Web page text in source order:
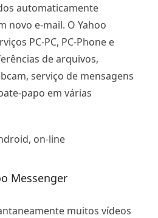
automaticamente
novo e-mail. O Yahoo
PC-PC, PC-Phone e
de arquivos,
serviço de mensagens
papo em várias
on-line
Messenger
muitos vídeos